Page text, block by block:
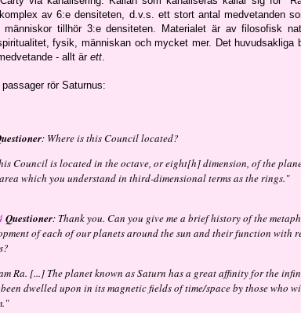
av 6:e densiteten, d.v.s. ett stort antal medvetanden
tillhör 3:e densiteten. Materialet är av filosofisk
fysik, människan och mycket mer. Det huvudsakliga
- allt är ett.
rör Saturnus:
: Where is this Council located?
Council is located in the octave, or eight[h] dimension, of the
which you understand in third-dimensional terms as the rings."
Questioner: Thank you. Can you give me a brief history of the
of each of our planets around the sun and their function with
Ra. [...] The planet known as Saturn has a great affinity for the
dwelled upon in its magnetic fields of time/space by those who